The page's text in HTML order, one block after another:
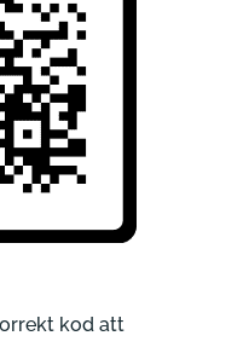
kod att